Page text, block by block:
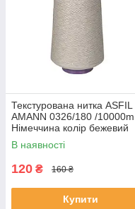
Текстурована нитка ASFIL
AMANN 0326/180 /10000m
Німеччина колір бежевий
В наявності
120 ₴ 160 ₴
Купити